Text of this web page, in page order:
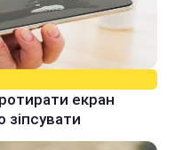
екран